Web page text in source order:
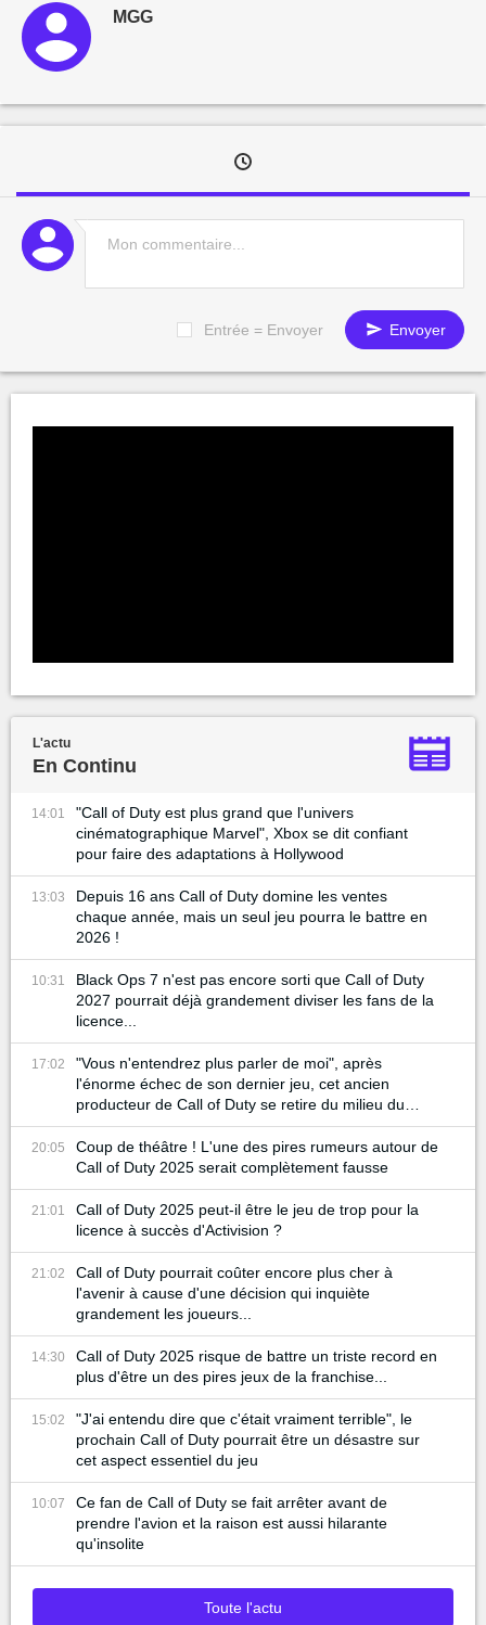
MGG
Entrée = Envoyer Envoyer
L'actu
En Continu
14:01
"Call of Duty est plus grand que l'univers
cinématographique Marvel", Xbox se dit confiant
pour faire des adaptations à Hollywood
13:03
Depuis 16 ans Call of Duty domine les ventes
chaque année, mais un seul jeu pourra le battre en
2026 !
10:31
Black Ops 7 n'est pas encore sorti que Call of Duty
2027 pourrait déjà grandement diviser les fans de la
licence...
17:02
"Vous n'entendrez plus parler de moi", après
l'énorme échec de son dernier jeu, cet ancien
producteur de Call of Duty se retire du milieu du
gaming
20:05
Coup de théâtre ! L'une des pires rumeurs autour de
Call of Duty 2025 serait complètement fausse
21:01
Call of Duty 2025 peut-il être le jeu de trop pour la
licence à succès d'Activision ?
21:02
Call of Duty pourrait coûter encore plus cher à
l'avenir à cause d'une décision qui inquiète
grandement les joueurs...
14:30
Call of Duty 2025 risque de battre un triste record en
plus d'être un des pires jeux de la franchise...
15:02
"J'ai entendu dire que c'était vraiment terrible", le
prochain Call of Duty pourrait être un désastre sur
cet aspect essentiel du jeu
10:07
Ce fan de Call of Duty se fait arrêter avant de
prendre l'avion et la raison est aussi hilarante
qu'insolite
Toute l'actu